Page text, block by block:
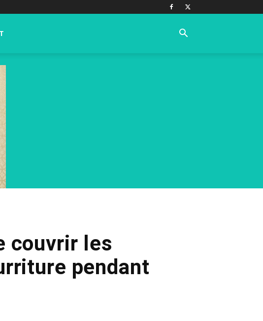
couvrir les
pendant